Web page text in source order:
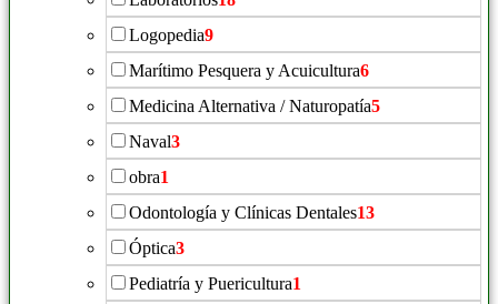
Logopedia9
Marítimo Pesquera y Acuicultura6
Medicina Alternativa / Naturopatía5
Naval3
obra1
Odontología y Clínicas Dentales13
Óptica3
Pediatría y Puericultura1